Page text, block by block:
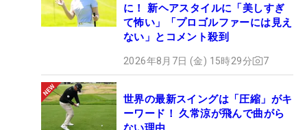
に！ 新ヘアスタイルに「美しすぎ
て怖い」「プロゴルファーには見え
ない」とコメント殺到
2026年8月7日 (金) 15時29分 7
世界の最新スイングは「圧縮」がキ
ーワード！ 久常涼が飛んで曲がら